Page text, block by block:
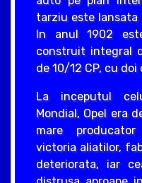
tarziu este lansata
In anul 1902
construit integral
de 10/12 CP, cu
La inceputul
Mondial, Opel era
mare
victoria aliatilor,
deteriorata, iar